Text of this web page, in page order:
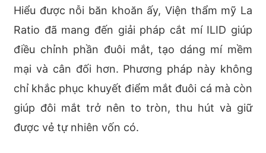
Hiểu được nỗi băn khoăn ấy, Viện thẩm mỹ La
Ratio đã mang đến giải pháp cắt mí ILID giúp
điều chỉnh phần đuôi mắt, tạo dáng mí mềm
mại và cân đối hơn. Phương pháp này không
chỉ khắc phục khuyết điểm mắt đuôi cá mà còn
giúp đôi mắt trở nên to tròn, thu hút và giữ
được vẻ tự nhiên vốn có.